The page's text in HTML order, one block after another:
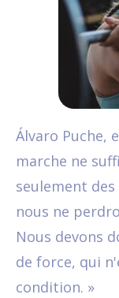
Álvaro Puche,
marche ne
seulement
nous ne
Nous devons
de force, qui
condition. »